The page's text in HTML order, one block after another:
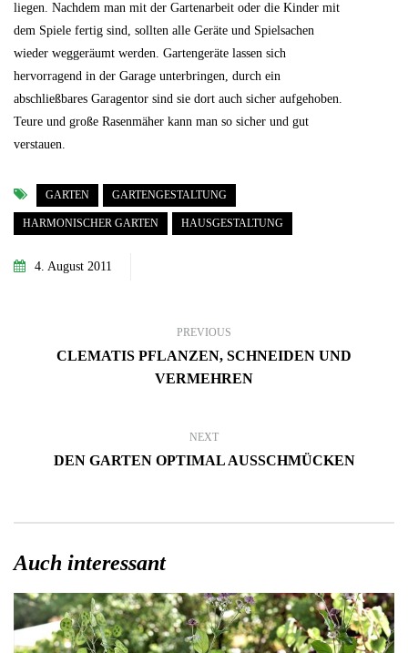
liegen. Nachdem man mit der Gartenarbeit oder die Kinder mit
dem Spiele fertig sind, sollten alle Geräte und Spielsachen
wieder weggeräumt werden. Gartengeräte lassen sich
hervorragend in der Garage unterbringen, durch ein
abschließbares Garagentor sind sie dort auch sicher aufgehoben.
Teure und große Rasenmäher kann man so sicher und gut
verstauen.
GARTEN GARTENGESTALTUNG
HARMONISCHER GARTEN HAUSGESTALTUNG
4. August 2011
PREVIOUS
CLEMATIS PFLANZEN, SCHNEIDEN UND
VERMEHREN
NEXT
DEN GARTEN OPTIMAL AUSSCHMÜCKEN
Auch interessant